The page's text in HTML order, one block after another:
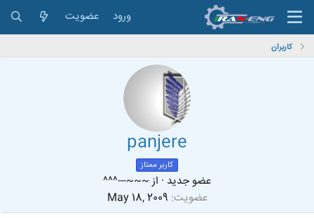
ورود عضویت
کاربران
panjere
کاربر ممتاز
عضو جدید · از ~~~---^^^
عضویت May 18, 2009